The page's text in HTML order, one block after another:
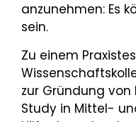
anzunehmen: Es
sein.
Zu einem
zur Gründung
Study in Mittel-